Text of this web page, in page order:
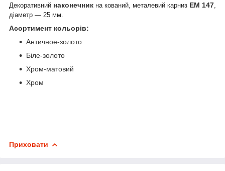
Декоративний наконечник на кований, металевий карниз ЕМ 147
діаметр — 25 мм.
Асортимент кольорів:
Античное-золото
Біле-золото
Хром-матовий
Хром
Приховати